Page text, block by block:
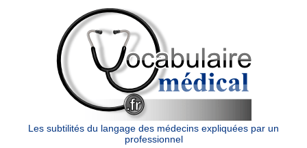
Les subtilités du langage des médecins expliquées par un
professionnel